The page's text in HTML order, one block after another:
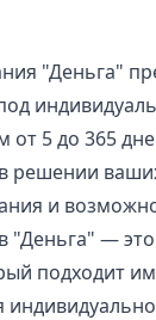
"Деньга"
5 до 365
и
—
подходит